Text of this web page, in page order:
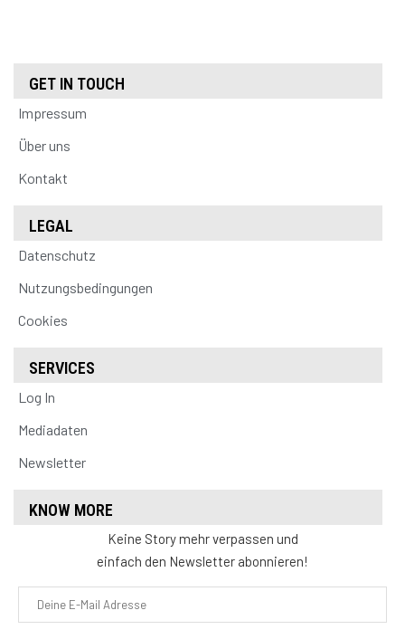
GET IN TOUCH
Impressum
Über uns
Kontakt
LEGAL
Datenschutz
Nutzungsbedingungen
Cookies
SERVICES
Log In
Mediadaten
Newsletter
KNOW MORE
Keine Story mehr verpassen und
einfach den Newsletter abonnieren!